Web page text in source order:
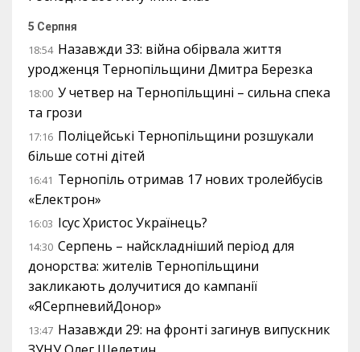
5 Серпня
18:54 Назавжди 33: війна обірвала життя
уродженця Тернопільщини Дмитра Березка
18:00 У четвер на Тернопільщині – сильна спека
та грози
17:16 Поліцейські Тернопільщини розшукали
більше сотні дітей
16:41 Тернопіль отримав 17 нових тролейбусів
«Електрон»
16:03 Ісус Христос Українець?
14:30 Серпень – найскладніший період для
донорства: жителів Тернопільщини
закликають долучитися до кампанії
«ЯСерпневийДонор»
13:47 Назавжди 29: на фронті загинув випускник